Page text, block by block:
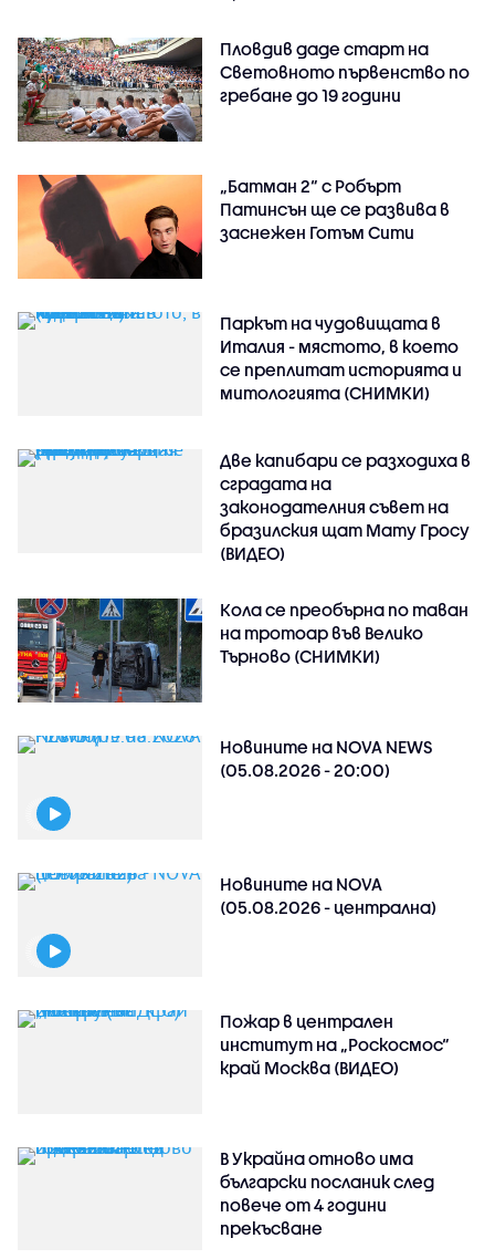
Пловдив даде старт на
Световното първенство по
гребане до 19 години
„Батман 2“ с Робърт
Патинсън ще се развива в
заснежен Готъм Сити
Паркът на чудовищата в
Италия - мястото, в което
се преплитат историята и
митологията (СНИМКИ)
Две капибари се разходиха в
сградата на
законодателния съвет на
бразилския щат Мату Гросу
(ВИДЕО)
Кола се преобърна по таван
на тротоар във Велико
Търново (СНИМКИ)
Новините на NOVA NEWS
(05.08.2026 - 20:00)
Новините на NOVA
(05.08.2026 - централна)
Пожар в централен
институт на „Роскосмос“
край Москва (ВИДЕО)
В Украйна отново има
български посланик след
повече от 4 години
прекъсване